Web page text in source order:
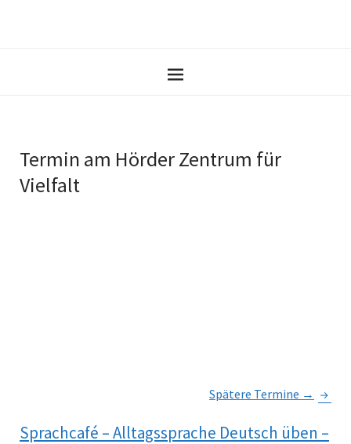
Termin am Hörder Zentrum für
Vielfalt
Spätere Termine →
Sprachcafé – Alltagssprache Deutsch üben –